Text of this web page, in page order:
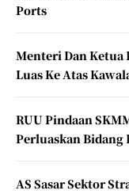
Ports
Menteri Dan Ketua
Luas Ke Atas
RUU Pindaan
Perluaskan Bidang
AS Sasar Sektor